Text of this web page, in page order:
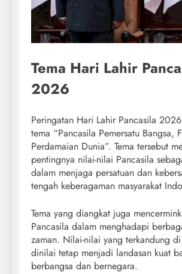
Tema Hari Lahir
2026
Peringatan Hari Lahir Pancasila
tema “Pancasila Pemersatu Bangsa,
Perdamaian Dunia”. Tema tersebut
pentingnya nilai-nilai Pancasila
dalam menjaga persatuan dan
tengah keberagaman masyarakat
Tema yang diangkat juga
Pancasila dalam menghadapi
zaman. Nilai-nilai yang terkandung
dinilai tetap menjadi landasan kuat
berbangsa dan bernegara.